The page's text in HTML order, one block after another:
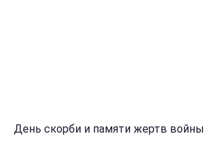
День скорби и памяти жертв войны